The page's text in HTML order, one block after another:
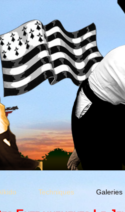
Techniques
Galeries